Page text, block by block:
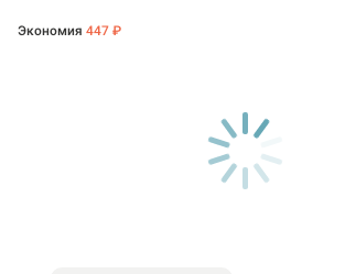
Экономия 447 ₽